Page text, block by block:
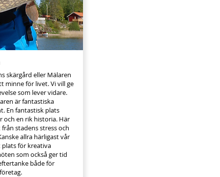
skärgård eller Mälaren
minne för livet. Vi vill ge
som lever vidare.
är fantastiska
En fantastisk plats
och en rik historia. Här
stadens stress och
allra härligast vår
för kreativa
som också ger tid
både för